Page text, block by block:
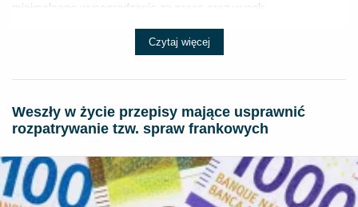
minimalnego wynagrodzenia za pracę oraz wysok...
Czytaj więcej
Weszły w życie przepisy mające usprawnić
rozpatrywanie tzw. spraw frankowych